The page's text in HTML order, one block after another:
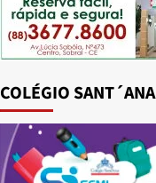
COLÉGIO SANT´ANA